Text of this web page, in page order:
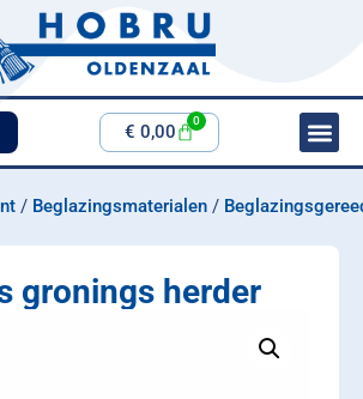
€ 0,00
0
/ Beglazingsmaterialen /
gronings herder